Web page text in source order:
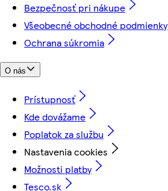
Bezpečnosť pri nákupe
Všeobecné obchodné podmienky
Ochrana súkromia
O nás
Prístupnosť
Kde dovážame
Poplatok za službu
Nastavenia cookies
Možnosti platby
Tesco.sk